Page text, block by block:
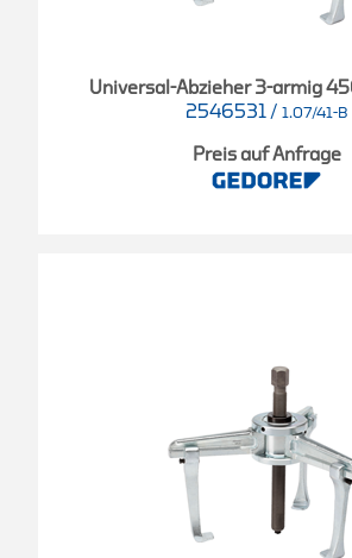
Universal-Abzieher 3-armig
2546531 / 1.07/41-B
Preis auf Anfrage